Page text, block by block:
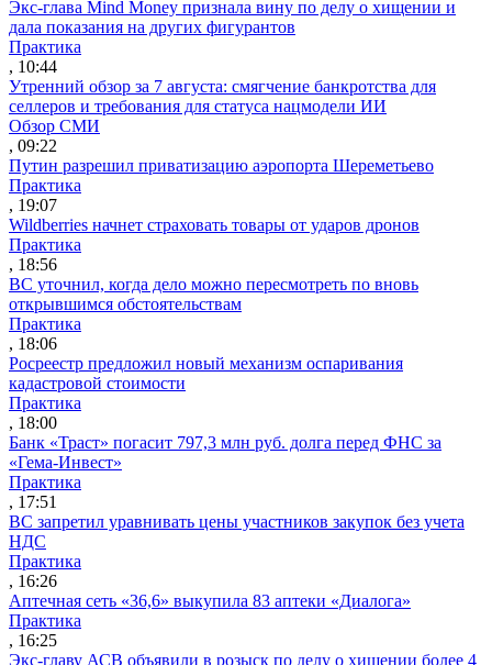
Экс-глава Mind Money признала вину по делу о хищении и
дала показания на других фигурантов
Практика
, 10:44
Утренний обзор за 7 августа: смягчение банкротства для
селлеров и требования для статуса нацмодели ИИ
Обзор СМИ
, 09:22
Путин разрешил приватизацию аэропорта Шереметьево
Практика
, 19:07
Wildberries начнет страховать товары от ударов дронов
Практика
, 18:56
ВС уточнил, когда дело можно пересмотреть по вновь
открывшимся обстоятельствам
Практика
, 18:06
Росреестр предложил новый механизм оспаривания
кадастровой стоимости
Практика
, 18:00
Банк «Траст» погасит 797,3 млн руб. долга перед ФНС за
«Гема-Инвест»
Практика
, 17:51
ВС запретил уравнивать цены участников закупок без учета
НДС
Практика
, 16:26
Аптечная сеть «36,6» выкупила 83 аптеки «Диалога»
Практика
, 16:25
Экс-главу АСВ объявили в розыск по делу о хищении более 4